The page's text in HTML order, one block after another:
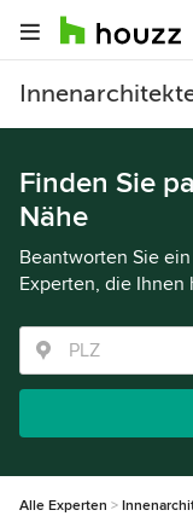
Finden Sie
Nähe
Beantworten Sie
Experten, die Ihnen
Alle Experten